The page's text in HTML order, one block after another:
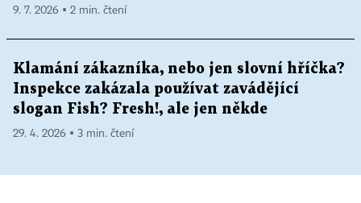
9. 7. 2026 ▪ 2 min. čtení
Klamání zákazníka, nebo jen slovní hříčka?
Inspekce zakázala používat zavádějící
slogan Fish? Fresh!, ale jen někde
29. 4. 2026 ▪ 3 min. čtení